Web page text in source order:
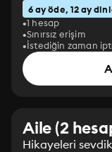
6 ay öde, 12 ay
1 hesap
Sınırsız erişim
İstediğin zaman
Aile (2
Hikayeleri